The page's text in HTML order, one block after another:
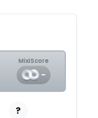
MixiScore
-
?